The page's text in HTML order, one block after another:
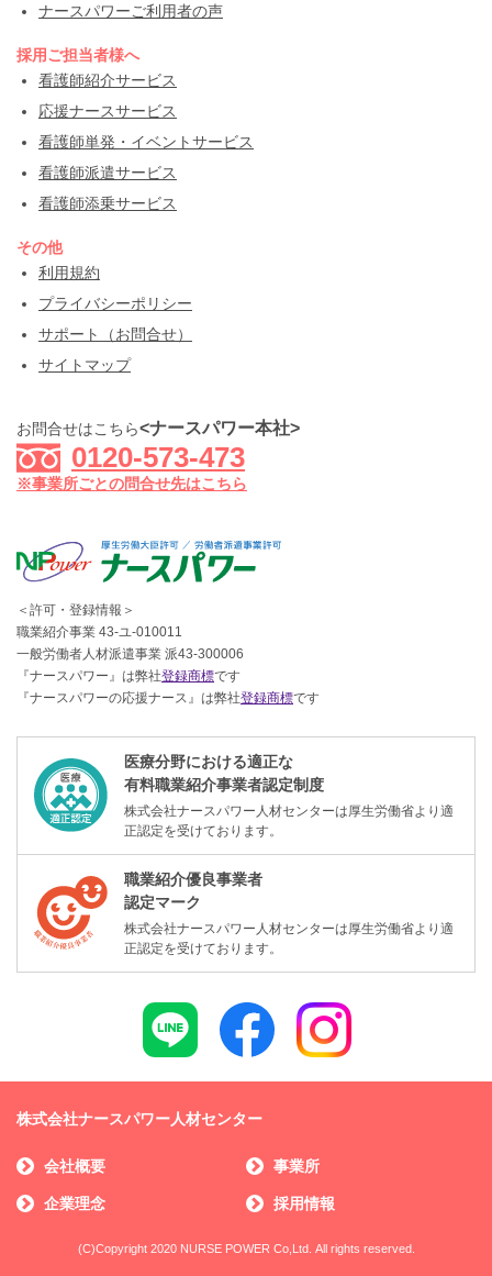
ナースパワーご利用者の声
採用ご担当者様へ
看護師紹介サービス
応援ナースサービス
看護師単発・イベントサービス
看護師派遣サービス
看護師添乗サービス
その他
利用規約
プライバシーポリシー
サポート（お問合せ）
サイトマップ
お問合せはこちら<ナースパワー本社>
0120-573-473
※事業所ごとの問合せ先はこちら
＜許可・登録情報＞
職業紹介事業 43-ユ-010011
一般労働者人材派遣事業 派43-300006
『ナースパワー』は弊社登録商標です
『ナースパワーの応援ナース』は弊社登録商標です
医療分野における適正な
有料職業紹介事業者認定制度
株式会社ナースパワー人材センターは厚生労働省より適
正認定を受けております。
職業紹介優良事業者
認定マーク
株式会社ナースパワー人材センターは厚生労働省より適
正認定を受けております。
株式会社ナースパワー人材センター
会社概要 事業所
企業理念 採用情報
(C)Copyright 2020 NURSE POWER Co,Ltd. All rights reserved.